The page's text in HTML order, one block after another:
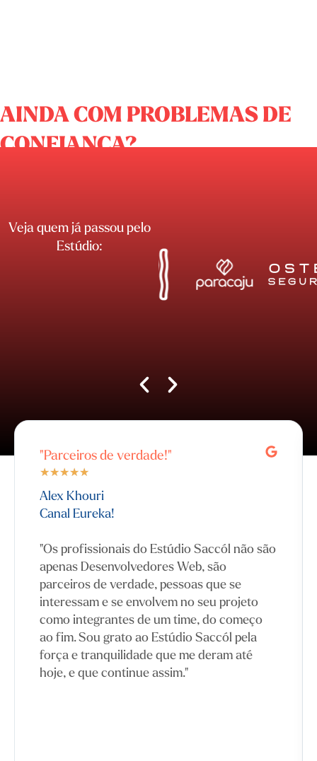
AINDA COM PROBLEMAS DE
CONFIANÇA?
Veja quem já passou pelo
Estúdio:
"Parceiros de verdade!"
★★★★★
Alex Khouri
Canal Eureka!
"Os profissionais do Estúdio Saccól não são
apenas Desenvolvedores Web, são
parceiros de verdade, pessoas que se
interessam e se envolvem no seu projeto
como integrantes de um time, do começo
ao fim. Sou grato ao Estúdio Saccól pela
força e tranquilidade que me deram até
hoje, e que continue assim."